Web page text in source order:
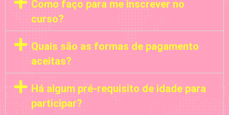
Como faço para me inscrever no
curso?
Quais são as formas de pagamento
aceitas?
Há algum pré-requisito de idade para
participar?